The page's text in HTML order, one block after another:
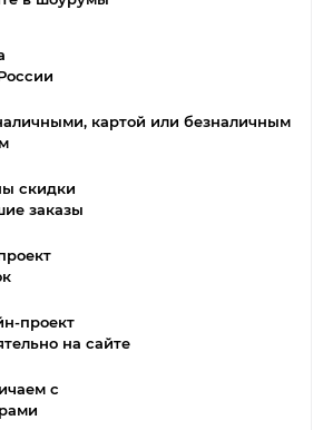
картой или безналичным
скидки
заказы
проект
на сайте
с